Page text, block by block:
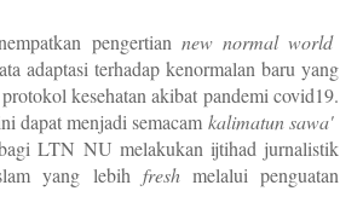
pengertian new normal world
adaptasi terhadap kenormalan baru yang
kesehatan akibat pandemi covid19.
dapat menjadi semacam kalimatun sawa'
LTN NU melakukan ijtihad jurnalistik
yang lebih fresh melalui penguatan